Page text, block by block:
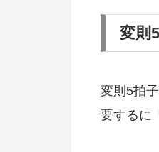
変則
変則5拍
要するに